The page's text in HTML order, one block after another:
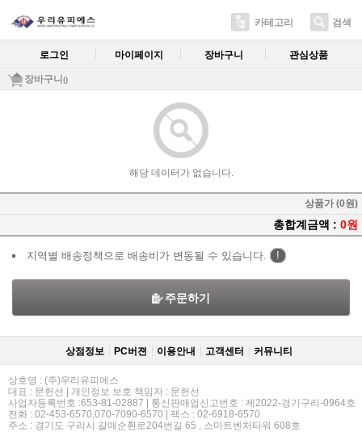
카테고리 검색
로그인 마이페이지 장바구니 관심상품
장바구니 ()
해당 데이터가 없습니다.
상품가 (0원)
총합계금액 : 0원
지역별 배송정책으로 배송비가 변동될 수 있습니다. !
주문하기
상점정보 PC버젼 이용안내 고객센터 커뮤니티
상호명 : (주)우리유피에스
대표 : 문헌선 | 개인정보 보호 책임자 : 문헌선
사업자등록번호 :653-81-02887 | 통신판매업신고번호 : 제2022-경기구리-0964호
전화 : 02-453-6570,070-7090-6570 | 팩스 : 02-6918-6570
주소 : 경기도 구리시 갈매순환로204번길 65 , 스마트벤처타워 608호